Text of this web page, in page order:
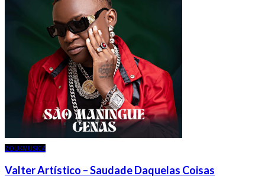
ZOUKMÚSICA
Valter Artístico – Saudade Daquelas Coisas